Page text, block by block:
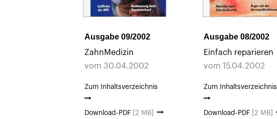
Ausgabe 09/2002
ZahnMedizin
vom 30.04.2002
Zum Inhaltsverzeichnis
Download-PDF [2 MB]
Ausgabe 08/2002
Einfach reparieren
vom 15.04.2002
Zum Inhaltsverzeichnis
Download-PDF [2 MB]